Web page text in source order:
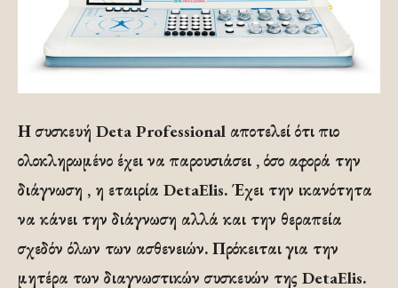
Η συσκευή Deta Professional αποτελεί ότι πιο
ολοκληρωμένο έχει να παρουσιάσει , όσο αφορά την
διάγνωση , η εταιρία DetaElis. Έχει την ικανότητα
να κάνει την διάγνωση αλλά και την θεραπεία
σχεδόν όλων των ασθενειών. Πρόκειται για την
μητέρα των διαγνωστικών συσκευών της DetaElis.